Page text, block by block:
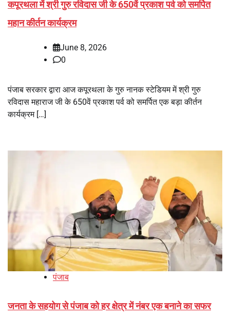
कपूरथला में श्री गुरु रविदास जी के 650वें प्रकाश पर्व को समर्पित
महान कीर्तन कार्यक्रम
June 8, 2026
0
पंजाब सरकार द्वारा आज कपूरथला के गुरु नानक स्टेडियम में श्री गुरु
रविदास महाराज जी के 650वें प्रकाश पर्व को समर्पित एक बड़ा कीर्तन
कार्यक्रम […]
पंजाब
जनता के सहयोग से पंजाब को हर क्षेत्र में नंबर एक बनाने का सफर